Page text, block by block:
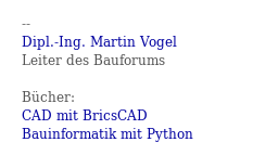
--
Dipl.-Ing. Martin Vogel
Leiter des Bauforums
Bücher:
CAD mit BricsCAD
Bauinformatik mit Python